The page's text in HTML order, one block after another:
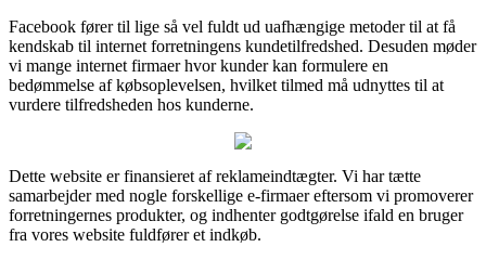
Facebook fører til lige så vel fuldt ud uafhængige metoder til at få
kendskab til internet forretningens kundetilfredshed. Desuden møder
vi mange internet firmaer hvor kunder kan formulere en
bedømmelse af købsoplevelsen, hvilket tilmed må udnyttes til at
vurdere tilfredsheden hos kunderne.
Dette website er finansieret af reklameindtægter. Vi har tætte
samarbejder med nogle forskellige e-firmaer eftersom vi promoverer
forretningernes produkter, og indhenter godtgørelse ifald en bruger
fra vores website fuldfører et indkøb.